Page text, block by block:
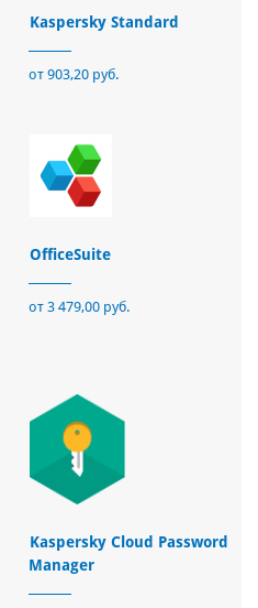
Kaspersky Standard
от 903,20 руб.
OfficeSuite
от 3 479,00 руб.
Kaspersky Cloud Password
Manager